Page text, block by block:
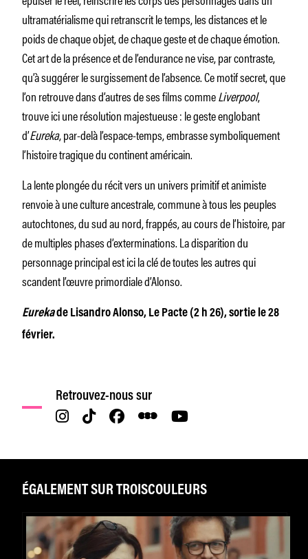
ultramatérialisme qui retranscrit le temps, les distances et le
poids de chaque objet, de chaque geste et de chaque émotion.
Cet art de la présence et de l’endurance ne vise, par contraste,
qu’à suggérer le surgissement de l’absence. Ce motif secret, que
l’on retrouve dans d’autres de ses films commeLiverpool,
trouve ici une résolution majestueuse : le geste englobant
d’Eureka, par-delà l’espace-temps, embrasse symboliquement
l’histoire tragique du continent américain.
La lente plongée du récit vers un univers primitif et animiste
renvoie à une culture ancestrale, commune à tous les peuples
autochtones, du sud au nord, frappés, au cours de l’histoire, par
de multiples phases d’exterminations. La disparition du
personnage principal est ici la clé de toutes les autres qui
scandent l’œuvre primordiale d’Alonso.
Eurekade Lisandro Alonso, Le Pacte (2 h 26), sortie le 28
février.
Retrouvez-nous sur
ÉGALEMENT SUR TROISCOULEURS